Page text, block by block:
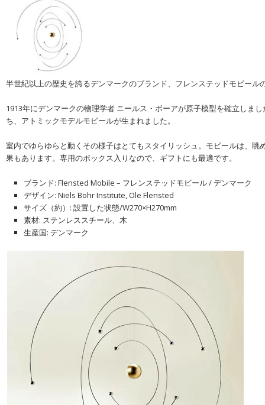
半世紀以上の歴史を誇るデンマークのブランド、フレンステッドモビール
1913年にデンマークの物理学者 ニールス・ボーアが原子模型を確立しま
ち、アトミックモデルモビールが生まれました。
室内でゆらゆらと動くその様子はとてもスタイリッシュ。モビールは、眺
果もあります。専用のボックス入りなので、ギフトにも最適です。
ブランド: Flensted Mobile – フレンステッドモビール / デンマーク
デザイン: Niels Bohr Institute, Ole Flensted
サイズ（約）: 設置した状態/W270×H270mm
素材: ステンレススチール、木
生産国: デンマーク